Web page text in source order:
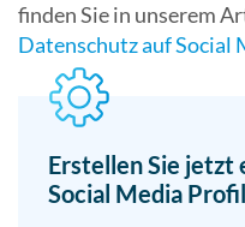
finden Sie in unserem
Datenschutz auf Social
Erstellen Sie jetzt
Social Media Profil